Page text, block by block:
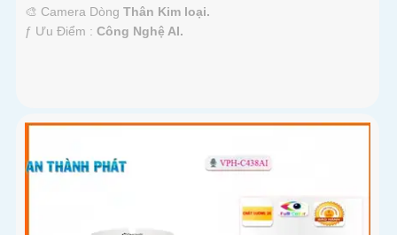
🎨 Camera Dòng Thân Kim loại.
️ƒ Ưu Điểm : Công Nghệ AI.